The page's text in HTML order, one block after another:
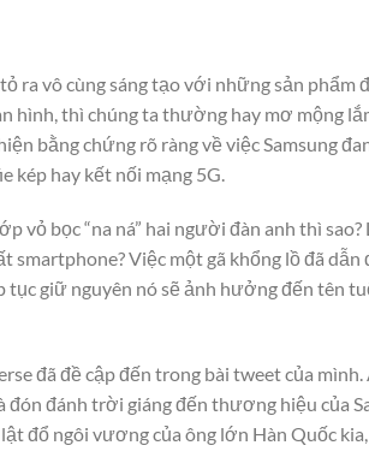
ra vô cùng sáng tạo với những sản
hình, thì chúng ta thường hay mơ mộng
bằng chứng rõ ràng về việc Samsung
kép hay kết nối mạng 5G.
vỏ bọc “na ná” hai người đàn anh thì
smartphone? Việc một gã khổng lồ đã
giữ nguyên nó sẽ ảnh hưởng đến tên
đã đề cập đến trong bài tweet của
đánh trời giáng đến thương hiệu của
đổ ngôi vương của ông lớn Hàn Quốc